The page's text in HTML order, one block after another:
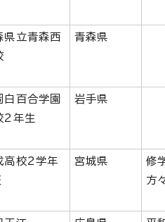
県立青森西
青森県
白百合学園
2年生
岩手県
高校2学年
宮城県
修
方